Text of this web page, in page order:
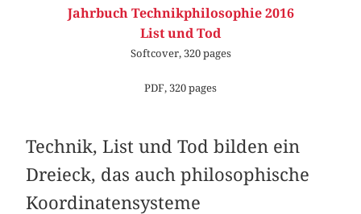
Jahrbuch Technikphilosophie 2016
List und Tod
Softcover, 320 pages
PDF, 320 pages
Technik, List und Tod bilden ein
Dreieck, das auch philosophische
Koordinatensysteme